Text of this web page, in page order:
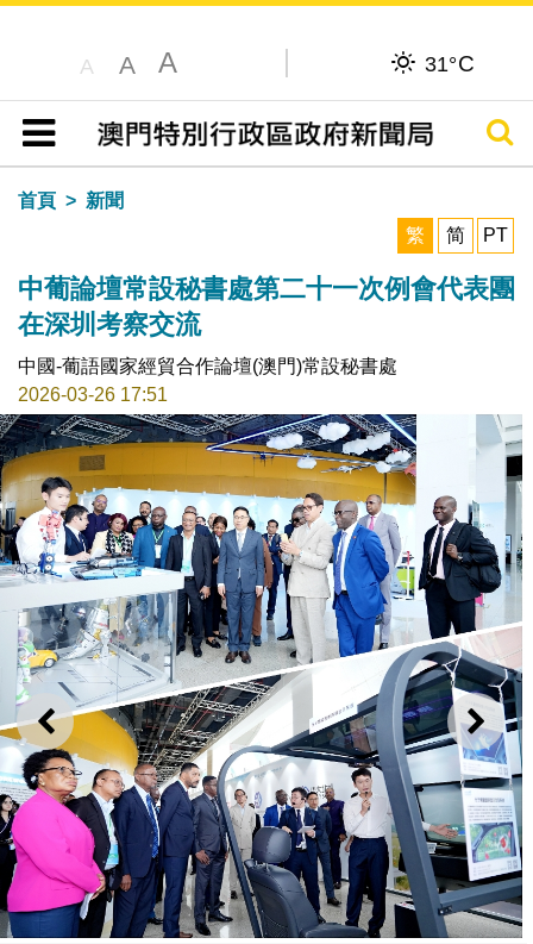
A A A 31°C
目錄
搜尋
首頁
新聞
繁
简 PT
中葡論壇常設秘書處第二十一次例會代表團
在深圳考察交流
中國-葡語國家經貿合作論壇(澳門)常設秘書處
2026-03-26 17:51
上一則 下一